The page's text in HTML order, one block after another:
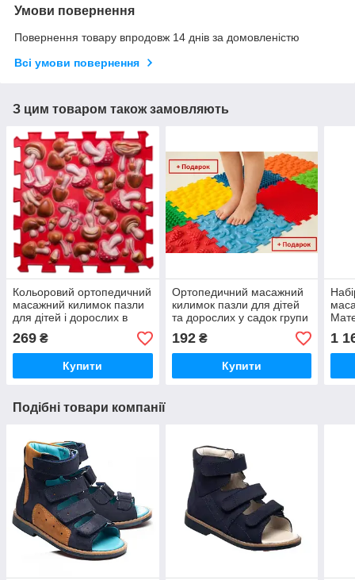
Умови повернення
Повернення товару впродовж 14 днів за домовленістю
Всі умови повернення
З цим товаром також замовляють
Кольоровий ортопедичний
масажний килимок пазли
для дітей і дорослих в
садочок групи раннього
розвитку додому Ортек
Ortek
269 ₴
Купити
Ортопедичний масажний
килимок пазли для дітей
та дорослих у садок групи
раннього розвитку додому
Ортек Ortek
192₴
Купити
1
Подібні товари компанії